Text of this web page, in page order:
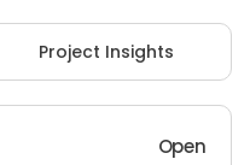
Project Insights
Open